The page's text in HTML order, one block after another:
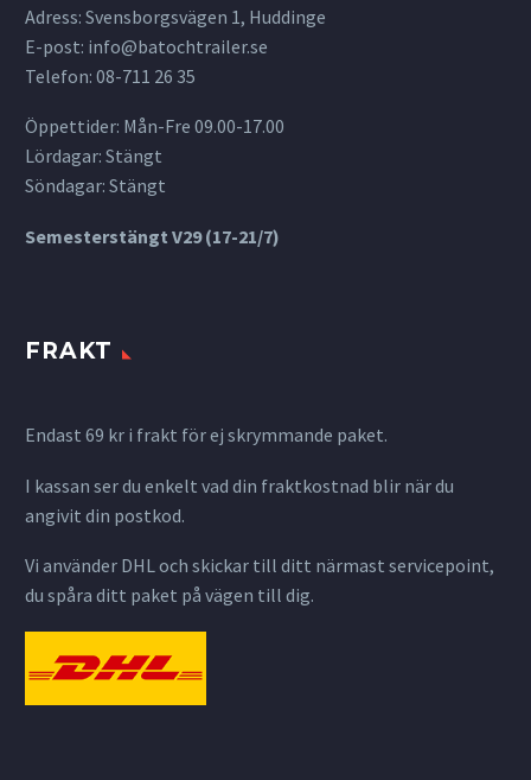
Adress: Svensborgsvägen 1, Huddinge
E-post: info@batochtrailer.se
Telefon: 08-711 26 35
Öppettider: Mån-Fre 09.00-17.00
Lördagar: Stängt
Söndagar: Stängt
Semesterstängt V29 (17-21/7)
FRAKT
Endast 69 kr i frakt för ej skrymmande paket.
I kassan ser du enkelt vad din fraktkostnad blir när du
angivit din postkod.
Vi använder DHL och skickar till ditt närmast servicepoint,
du spåra ditt paket på vägen till dig.